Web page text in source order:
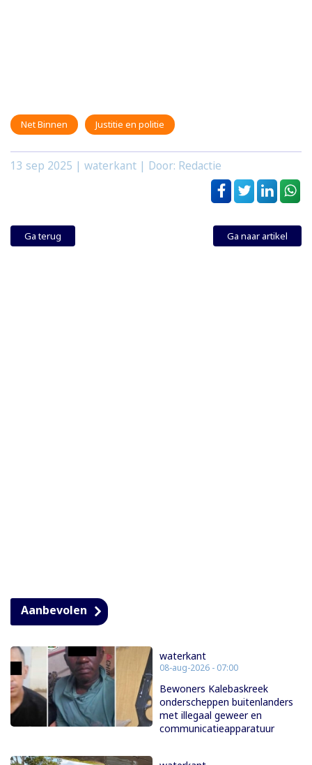
Net Binnen Justitie en politie
13 sep 2025 | waterkant | Door: Redactie
Ga terug Ga naar artikel
Aanbevolen
waterkant
08-aug-2026 - 07:00
Bewoners Kalebaskreek
onderscheppen buitenlanders
met illegaal geweer en
communicatieapparatuur